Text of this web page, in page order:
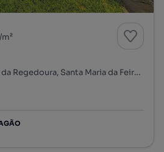
m²
Rua Coteiro, Nogueira da Regedoura, Santa Maria da Feira, Aveiro